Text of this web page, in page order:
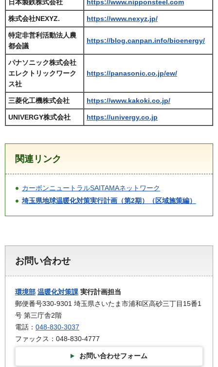
日本製鉄株式会社 https://www.nipponsteel.com
株式会社NEXYZ. https://www.nexyz.jp/
特定非営利活動法人農
都会議
https://blog.canpan.info/bioenergy/
パナソニック株式会社
エレクトリックワーク
ス社
https://panasonic.co.jp/ew/
三菱化工機株式会社 https://www.kakoki.co.jp/
UNIVERGY株式会社 https://univergy.co.jp
関連リンク
カーボンニュートラルSAITAMAネットワーク
埼玉県地球温暖化対策実行計画（第2期）（区域施策編）
お問い合わせ
環境部 温暖化対策課 実行計画担当
郵便番号330-9301 埼玉県さいたま市浦和区高砂三丁目15番1
号 第三庁舎2階
電話： 048-830-3037
ファックス：048-830-4777
お問い合わせフォーム